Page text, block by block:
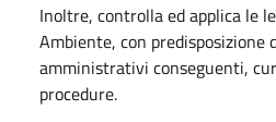
Inoltre, controlla ed applica le
Ambiente, con predisposizione
amministrativi conseguenti,
procedure.